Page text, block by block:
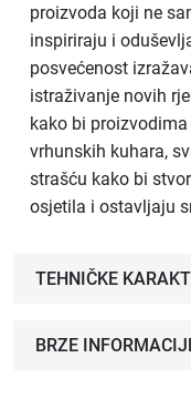
proizvoda koji ne
inspiriraju i
posvećenost
istraživanje novih
kako bi
vrhunskih kuhara,
strašću kako bi
osjetila i ostavljaju
TEHNIČKE
BRZE